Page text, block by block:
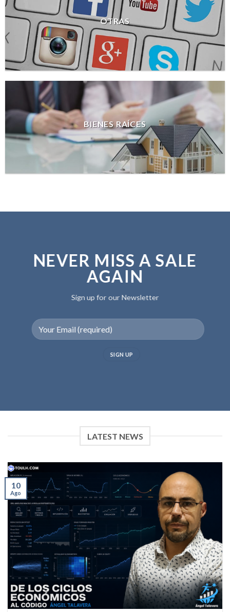
OTRAS
BIENES RAÍCES
NEVER MISS A SALE
AGAIN
Sign up for our Newsletter
LATEST NEWS
10
Ago